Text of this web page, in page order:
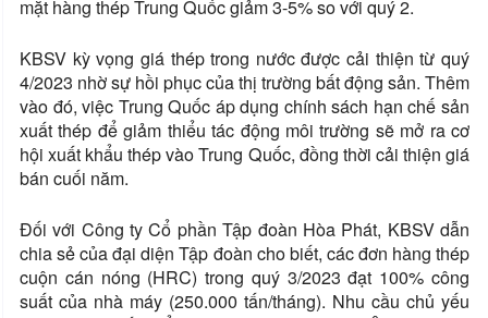
mặt hàng thép Trung Quốc giảm 3-5% so với quý 2.
KBSV kỳ vọng giá thép trong nước được cải thiện từ quý
4/2023 nhờ sự hồi phục của thị trường bất động sản. Thêm
vào đó, việc Trung Quốc áp dụng chính sách hạn chế sản
xuất thép để giảm thiểu tác động môi trường sẽ mở ra cơ
hội xuất khẩu thép vào Trung Quốc, đồng thời cải thiện giá
bán cuối năm.
Đối với Công ty Cổ phần Tập đoàn Hòa Phát, KBSV dẫn
chia sẻ của đại diện Tập đoàn cho biết, các đơn hàng thép
cuộn cán nóng (HRC) trong quý 3/2023 đạt 100% công
suất của nhà máy (250.000 tấn/tháng). Nhu cầu chủ yếu